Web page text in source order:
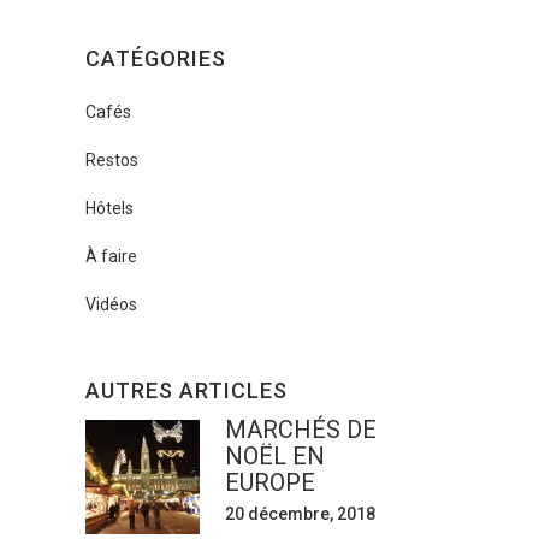
CATÉGORIES
Cafés
Restos
Hôtels
À faire
Vidéos
AUTRES ARTICLES
MARCHÉS DE
NOËL EN
EUROPE
20 décembre, 2018